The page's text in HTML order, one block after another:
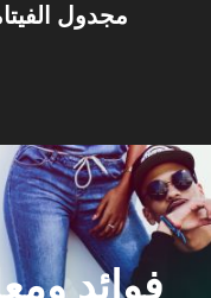
مجدول
فوائد